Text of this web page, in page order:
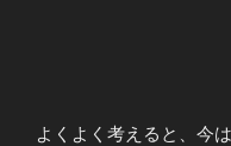
よくよく考えると、今